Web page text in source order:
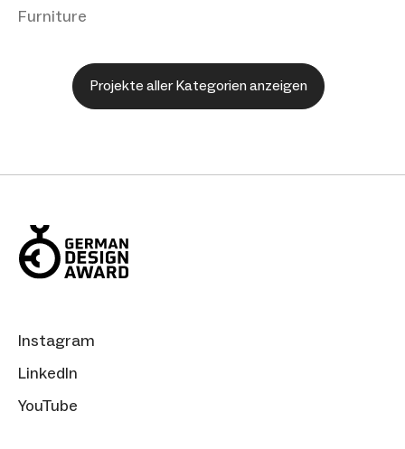
Furniture
Projekte aller Kategorien anzeigen
Instagram
LinkedIn
YouTube